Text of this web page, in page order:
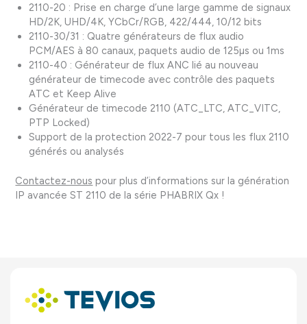
2110-20 : Prise en charge d’une large gamme de signaux
HD/2K, UHD/4K, YCbCr/RGB, 422/444, 10/12 bits
2110-30/31 : Quatre générateurs de flux audio
PCM/AES à 80 canaux, paquets audio de 125µs ou 1ms
2110-40 : Générateur de flux ANC lié au nouveau
générateur de timecode avec contrôle des paquets
ATC et Keep Alive
Générateur de timecode 2110 (ATC_LTC, ATC_VITC,
PTP Locked)
Support de la protection 2022-7 pour tous les flux 2110
générés ou analysés
Contactez-nous pour plus d’informations sur la génération
IP avancée ST 2110 de la série PHABRIX Qx !